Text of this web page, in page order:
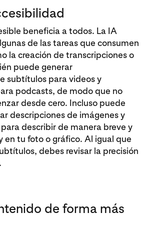
beneficia a todos. La IA
de las tareas que consumen
la creación de transcripciones o
puede generar
subtítulos para videos y
podcasts, de modo que no
desde cero. Incluso puede
descripciones de imágenes y
describir de manera breve y
en tu foto o gráfico. Al igual que
debes revisar la precisión
de forma más